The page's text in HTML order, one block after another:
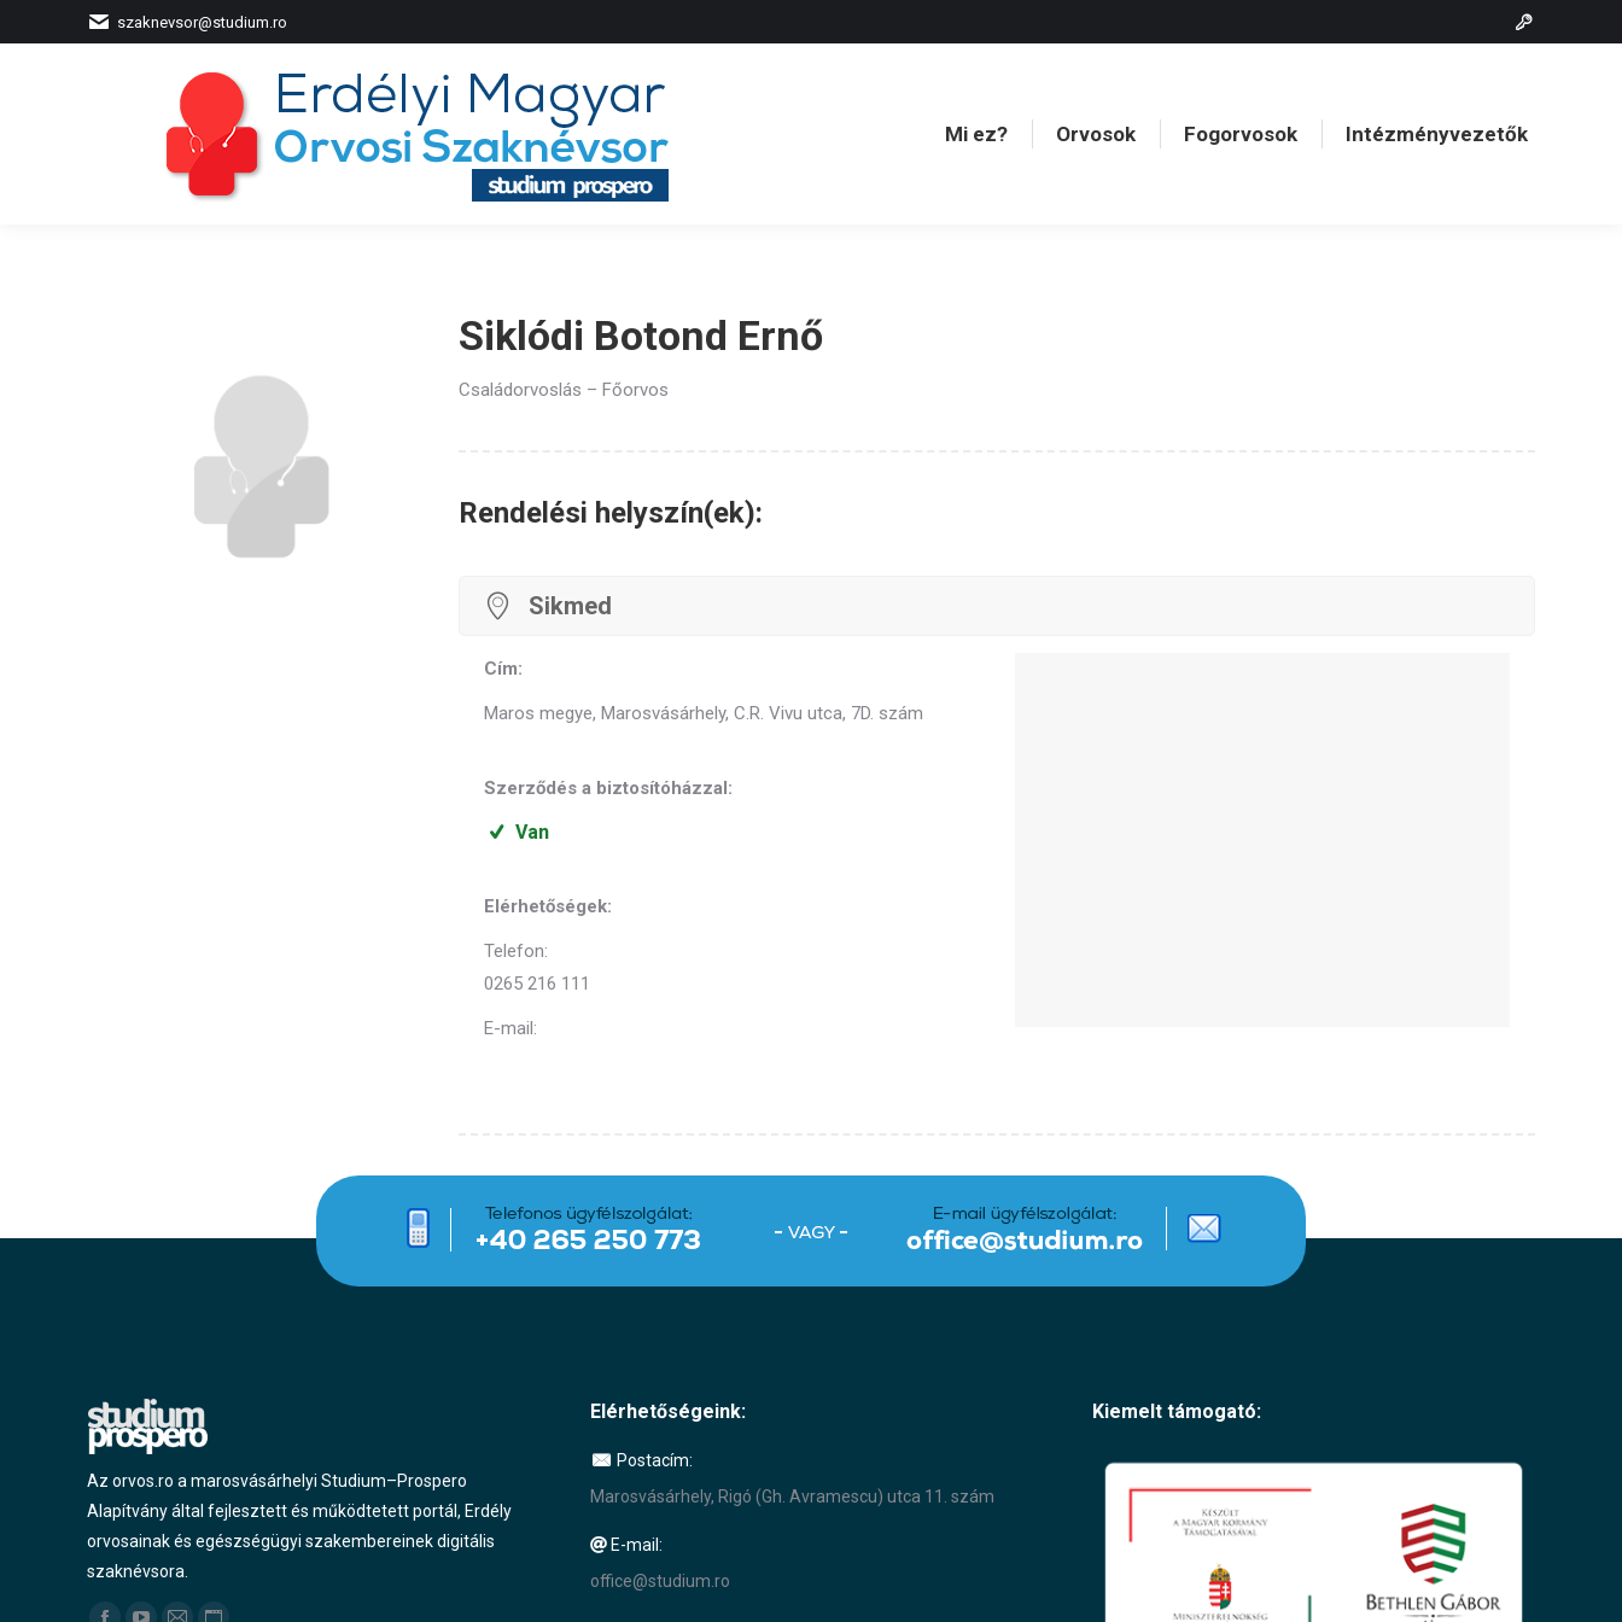
szaknevsor@studium.ro
Mi ez? Orvosok Fogorvosok Intézményvezetők
Siklódi Botond Ernő
Családorvoslás – Főorvos
Rendelési helyszín(ek):
Sikmed
Cím:
Maros megye, Marosvásárhely, C.R. Vivu utca, 7D. szám
Szerződés a biztosítóházzal:
Van
Elérhetőségek:
Telefon:
0265 216 111
E-mail:
Az orvos.ro a marosvásárhelyi Studium–Prospero
Alapítvány által fejlesztett és működtetett portál, Erdély
orvosainak és egészségügyi szakembereinek digitális
szaknévsora.
Find us on:
Elérhetőségeink:
Postacím:
Marosvásárhely, Rigó (Gh. Avramescu) utca 11. szám
E-mail:
office@studium.ro
Kiemelt támogató:
Mi ez? Orvosok Fogorvosok Intézményvezetők